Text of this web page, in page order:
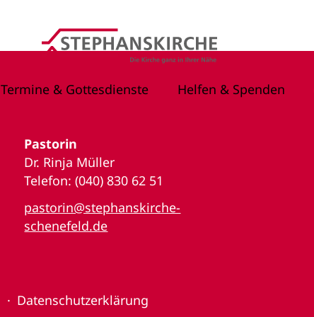
Termine & Gottesdienste Helfen & Spenden
Pastorin
Dr. Rinja Müller
Telefon: (040) 830 62 51
pastorin@stephanskirche-
schenefeld.de
Datenschutzerklärung